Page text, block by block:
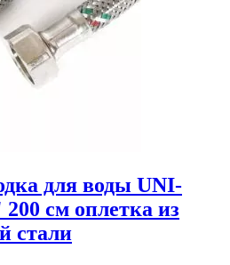
для воды UNI-
см оплетка из
стали